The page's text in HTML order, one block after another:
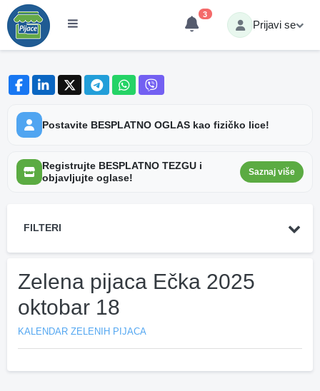
3
Prijavi se
Postavite BESPLATNO OGLAS kao fizičko lice!
Registrujte BESPLATNO TEZGU i
objavljujte oglase!
Saznaj više
FILTERI
Zelena pijaca Ečka 2025
oktobar 18
KALENDAR ZELENIH PIJACA